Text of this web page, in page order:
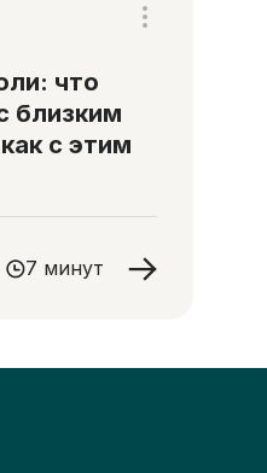
что
близким
с этим
7 минут